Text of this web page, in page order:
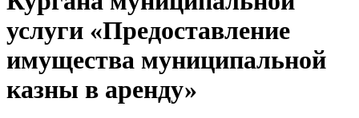
услуги «Предоставление
имущества муниципальной
казны в аренду»